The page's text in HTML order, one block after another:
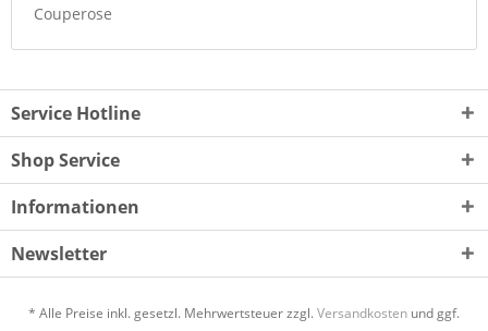
Couperose
Service Hotline
Shop Service
Informationen
Newsletter
* Alle Preise inkl. gesetzl. Mehrwertsteuer zzgl.Versandkosten und ggf.